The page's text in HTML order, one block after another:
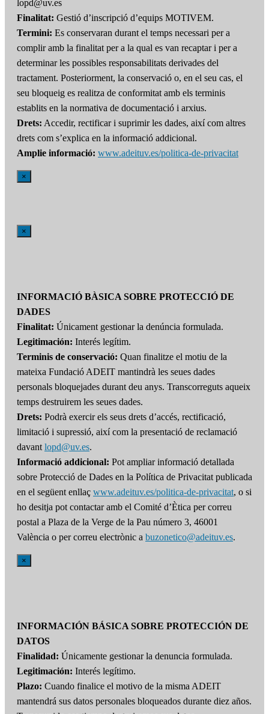
lopd@uv.es
Finalitat: Gestió d’inscripció d’equips MOTIVEM.
Termini: Es conservaran durant el temps necessari per a
complir amb la finalitat per a la qual es van recaptar i per a
determinar les possibles responsabilitats derivades del
tractament. Posteriorment, la conservació o, en el seu cas, el
seu bloqueig es realitza de conformitat amb els terminis
establits en la normativa de documentació i arxius.
Drets: Accedir, rectificar i suprimir les dades, així com altres
drets com s’explica en la informació addicional.
Amplie informació: www.adeituv.es/politica-de-privacitat
×
×
INFORMACIÓ BÀSICA SOBRE PROTECCIÓ DE
DADES
Finalitat: Únicament gestionar la denúncia formulada.
Legitimación: Interés legítim.
Terminis de conservació: Quan finalitze el motiu de la
mateixa Fundació ADEIT mantindrà les seues dades
personals bloquejades durant deu anys. Transcorreguts aqueix
temps destruirem les seues dades.
Drets: Podrà exercir els seus drets d’accés, rectificació,
limitació i supressió, així com la presentació de reclamació
davant lopd@uv.es.
Informació addicional: Pot ampliar informació detallada
sobre Protecció de Dades en la Política de Privacitat publicada
en el següent enllaç www.adeituv.es/politica-de-privacitat, o si
ho desitja pot contactar amb el Comité d’Ètica per correu
postal a Plaza de la Verge de la Pau número 3, 46001
València o per correu electrònic a buzonetico@adeituv.es.
×
INFORMACIÓN BÁSICA SOBRE PROTECCIÓN DE
DATOS
Finalidad: Únicamente gestionar la denuncia formulada.
Legitimación: Interés legítimo.
Plazo: Cuando finalice el motivo de la misma ADEIT
mantendrá sus datos personales bloqueados durante diez años.